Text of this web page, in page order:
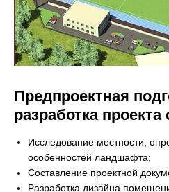
Предпроектная
разработка
Исследование местности,
особенностей ландшафта;
Составление проектной
Разработка дизайна